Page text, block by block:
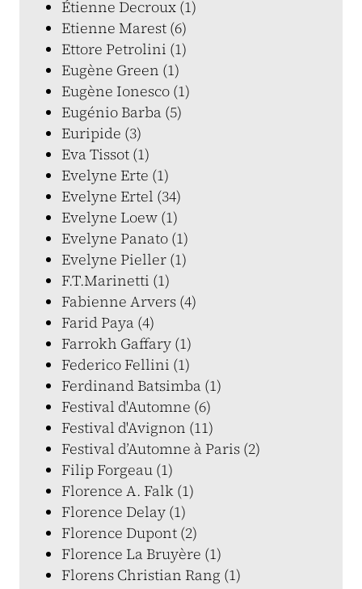
Étienne Decroux (1)
Etienne Marest (6)
Ettore Petrolini (1)
Eugène Green (1)
Eugène Ionesco (1)
Eugénio Barba (5)
Euripide (3)
Eva Tissot (1)
Evelyne Erte (1)
Evelyne Ertel (34)
Evelyne Loew (1)
Evelyne Panato (1)
Evelyne Pieller (1)
F.T.Marinetti (1)
Fabienne Arvers (4)
Farid Paya (4)
Farrokh Gaffary (1)
Federico Fellini (1)
Ferdinand Batsimba (1)
Festival d'Automne (6)
Festival d'Avignon (11)
Festival d’Automne à Paris (2)
Filip Forgeau (1)
Florence A. Falk (1)
Florence Delay (1)
Florence Dupont (2)
Florence La Bruyère (1)
Florens Christian Rang (1)